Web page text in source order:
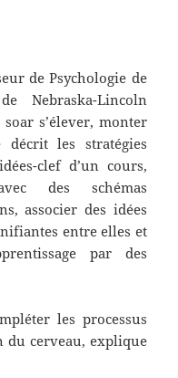
de Psychologie de
Nebraska-Lincoln
s’élever, monter
les stratégies
clef d’un cours,
des schémas
associer des idées
entre elles et
par des
les processus
du cerveau, explique